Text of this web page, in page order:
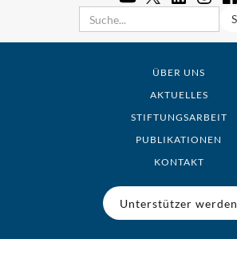
ÜBER UNS
AKTUELLES
STIFTUNGSARBEIT
PUBLIKATIONEN
KONTAKT
Unterstützer werden